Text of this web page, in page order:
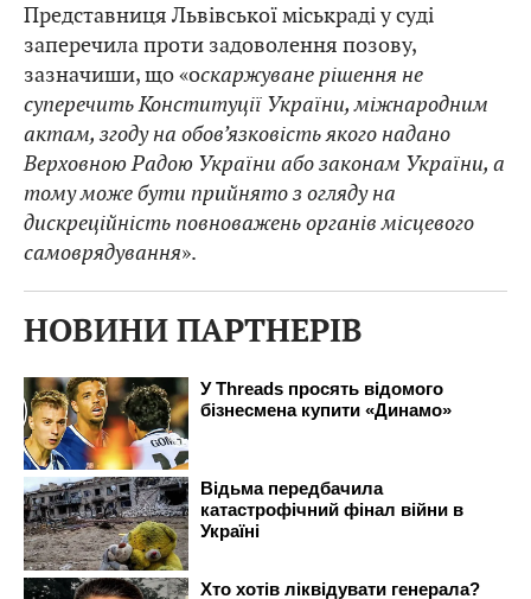
Представниця Львівської міськраді у суді
заперечила проти задоволення позову,
зазначиши, що «оскаржуване рішення не
суперечить Конституції України, міжнародним
актам, згоду на обов’язковість якого надано
Верховною Радою України або законам України, а
тому може бути прийнято з огляду на
дискреційність повноважень органів місцевого
самоврядування».
НОВИНИ ПАРТНЕРІВ